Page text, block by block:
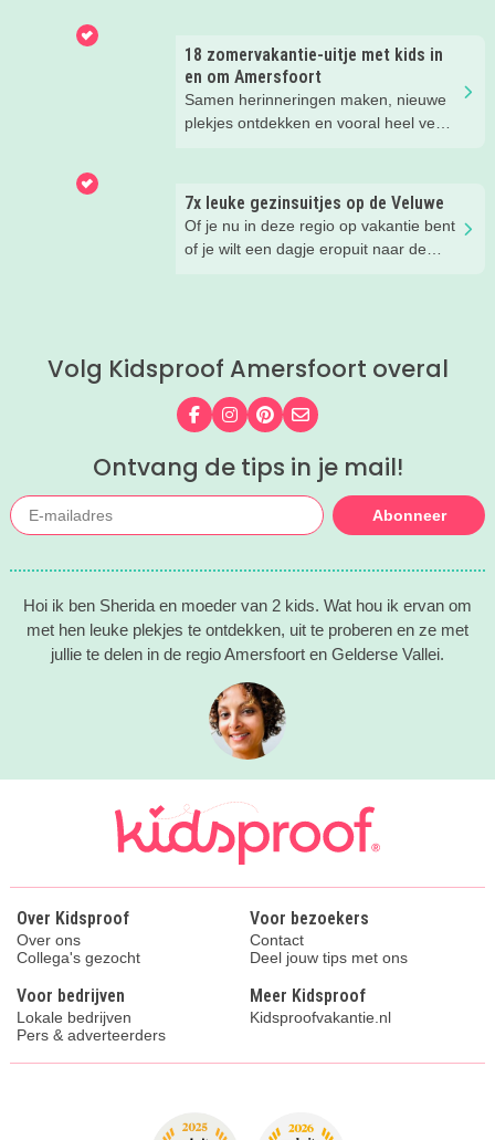
met het hele gezin. Maar wist je dat
naast het zwemmen er nog veel te
beleven is in dit groenrijke gebied van
Leisurelands? Wij delen onze favoriete
tips.
18 zomervakantie-uitje met kids in
en om Amersfoort
Samen herinneringen maken, nieuwe
plekjes ontdekken en vooral heel veel
Van spetteren en spelen tot theater,
natuur en stoere activiteiten. Laat je
inspireren door deze leuke zomertips!.
7x leuke gezinsuitjes op de Veluwe
Of je nu in deze regio op vakantie bent
of je wilt een dagje eropuit naar de
Volg Kidsproof Amersfoort overal
Volg ons op Facebook
Volg ons op Instagram
Volg ons op Pinterest
Mail ons
Ontvang de tips in je mail!
Abonneer
Hoi ik ben Sherida en moeder van 2 kids. Wat hou ik ervan om
met hen leuke plekjes te ontdekken, uit te proberen en ze met
jullie te delen in de regio Amersfoort en Gelderse Vallei.
Over Kidsproof
Over ons
Collega's gezocht
Voor bezoekers
Contact
Deel jouw tips met ons
Voor bedrijven
Lokale bedrijven
Pers & adverteerders
Meer Kidsproof
Kidsproofvakantie.nl